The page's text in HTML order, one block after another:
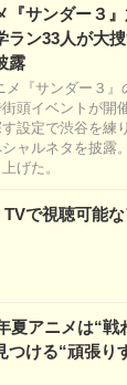
『サンダー３
ラン33人が大
露
メ『サンダー３』
頭イベントが開
設定で渋谷を練
ャルネタを披露
げた。
で視聴可能な
夏アニメは“戦
つける“頑張り